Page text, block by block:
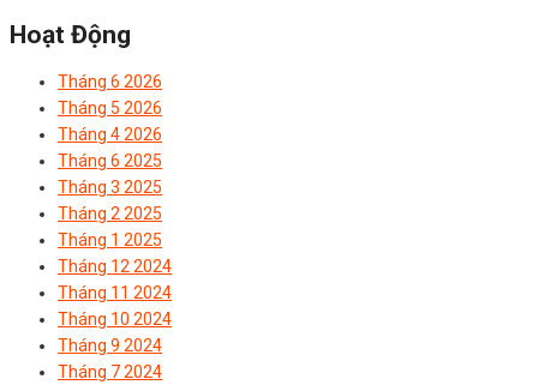
Hoạt Động
Tháng 6 2026
Tháng 5 2026
Tháng 4 2026
Tháng 6 2025
Tháng 3 2025
Tháng 2 2025
Tháng 1 2025
Tháng 12 2024
Tháng 11 2024
Tháng 10 2024
Tháng 9 2024
Tháng 7 2024